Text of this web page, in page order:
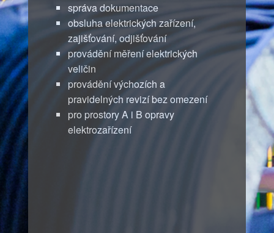
správa dokumentace
obsluha elektrických zařízení,
zajišťování, odjišťování
provádění měření elektrických
veličin
provádění výchozích a
pravidelných revizí bez omezení
pro prostory A i B opravy
elektrozařízení